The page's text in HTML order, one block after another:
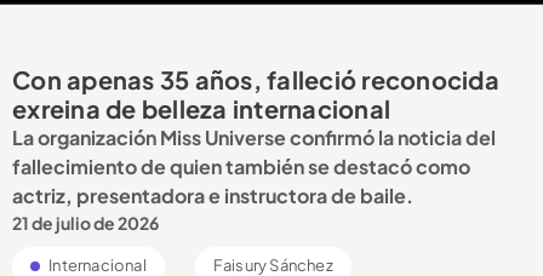
Con apenas 35 años, falleció reconocida
exreina de belleza internacional
La organización Miss Universe confirmó la noticia del
fallecimiento de quien también se destacó como
actriz, presentadora e instructora de baile.
21 de julio de 2026
Internacional Faisury Sánchez